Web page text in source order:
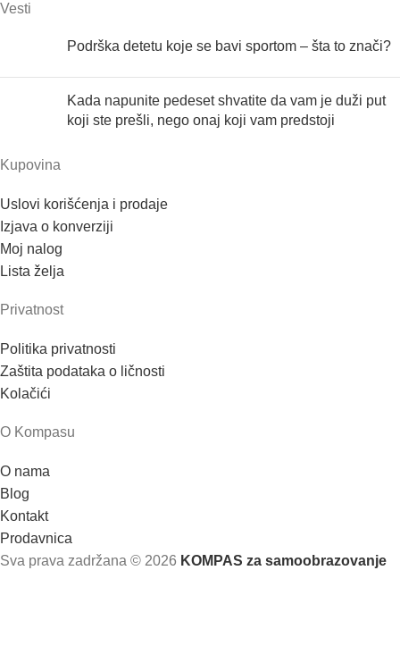
Vesti
Podrška detetu koje se bavi sportom – šta to znači?
Kada napunite pedeset shvatite da vam je duži put
koji ste prešli, nego onaj koji vam predstoji
Kupovina
Uslovi korišćenja i prodaje
Izjava o konverziji
Moj nalog
Lista želja
Privatnost
Politika privatnosti
Zaštita podataka o ličnosti
Kolačići
O Kompasu
O nama
Blog
Kontakt
Prodavnica
Sva prava zadržana © 2026 KOMPAS za samoobrazovanje